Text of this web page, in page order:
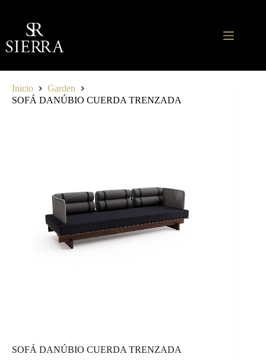
contenido
Inicio
Garden
SOFÁ DANÚBIO CUERDA TRENZADA
SOFÁ DANÚBIO CUERDA TRENZADA